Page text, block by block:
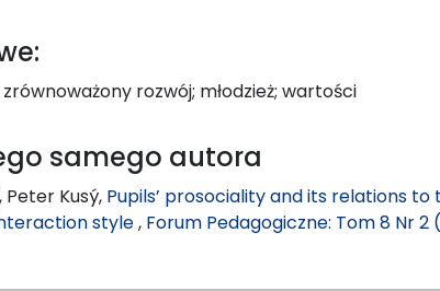
rozwój; młodzież; wartości
samego autora
Peter Kusý, Pupils’ prosociality and its relations
style, Forum Pedagogiczne: Tom 8 Nr 2